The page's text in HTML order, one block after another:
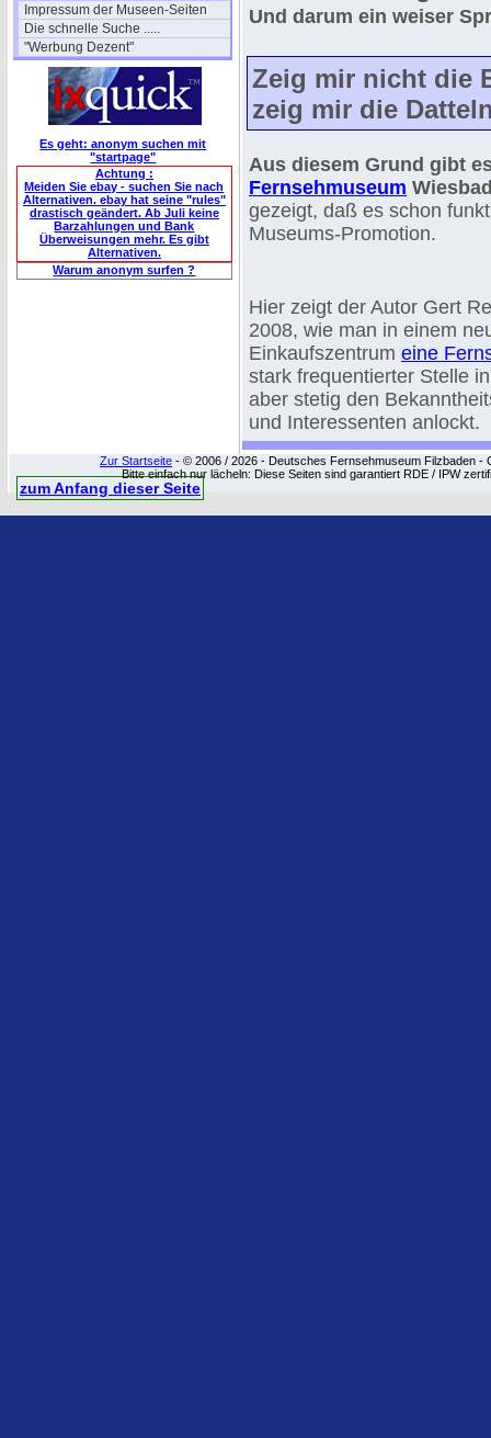
Impressum der Museen-Seiten
Die schnelle Suche .....
"Werbung Dezent"
Es geht: anonym suchen mit
"startpage"
Achtung :
Meiden Sie ebay - suchen Sie nach
Alternativen. ebay hat seine "rules"
drastisch geändert. Ab Juli keine
Barzahlungen und Bank
Überweisungen mehr. Es gibt
Alternativen.
Warum anonym surfen ?
Und darum ein weiser
Zeig mir nicht die
zeig mir die
Aus diesem Grund gibt
Fernsehmuseum
gezeigt, daß es schon
Museums-Promotion.
Hier zeigt der Autor Gert
2008, wie man in einem
Einkaufszentrum eine
stark frequentierter Stelle
aber stetig den
und Interessenten anlockt.
Zur Startseite - © 2006 / 2026 - Deutsches Fernsehmuseum Filzbaden -
Bitte einfach nur lächeln: Diese Seiten sind garantiert RDE / IPW
zum Anfang dieser Seite